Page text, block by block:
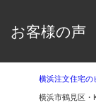
お客様の声
横浜注文住宅の
横浜市鶴見区